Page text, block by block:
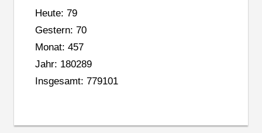
Heute: 79
Gestern: 70
Monat: 457
Jahr: 180289
Insgesamt: 779101